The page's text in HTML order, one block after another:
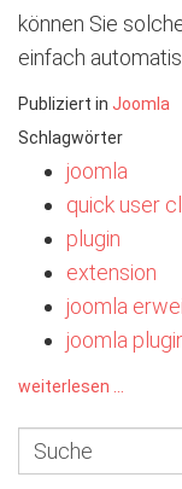
können Sie
einfach
Publiziert in Joomla
Schlagwörter
joomla
quick user
plugin
extension
joomla
joomla
weiterlesen ...